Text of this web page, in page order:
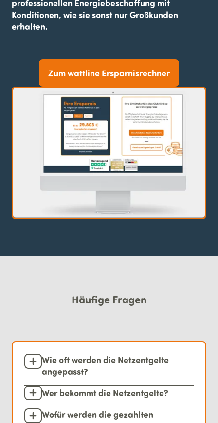
professionellen Energiebeschaffung mit
Konditionen, wie sie sonst nur Großkunden
erhalten.
Zum wattline Ersparnisrechner
Häufige Fragen
Wie oft werden die Netzentgelte
angepasst?
Wer bekommt die Netzentgelte?
Wofür werden die gezahlten